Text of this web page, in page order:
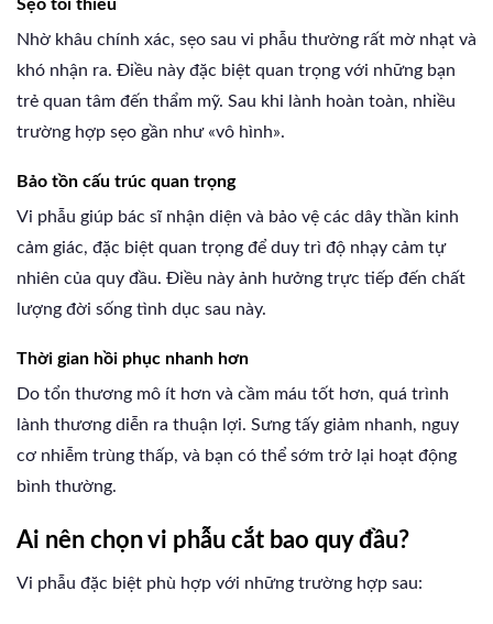
Sẹo tối thiểu
Nhờ khâu chính xác, sẹo sau vi phẫu thường rất mờ nhạt và
khó nhận ra. Điều này đặc biệt quan trọng với những bạn
trẻ quan tâm đến thẩm mỹ. Sau khi lành hoàn toàn, nhiều
trường hợp sẹo gần như «vô hình».
Bảo tồn cấu trúc quan trọng
Vi phẫu giúp bác sĩ nhận diện và bảo vệ các dây thần kinh
cảm giác, đặc biệt quan trọng để duy trì độ nhạy cảm tự
nhiên của quy đầu. Điều này ảnh hưởng trực tiếp đến chất
lượng đời sống tình dục sau này.
Thời gian hồi phục nhanh hơn
Do tổn thương mô ít hơn và cầm máu tốt hơn, quá trình
lành thương diễn ra thuận lợi. Sưng tấy giảm nhanh, nguy
cơ nhiễm trùng thấp, và bạn có thể sớm trở lại hoạt động
bình thường.
Ai nên chọn vi phẫu cắt bao quy đầu?
Vi phẫu đặc biệt phù hợp với những trường hợp sau: